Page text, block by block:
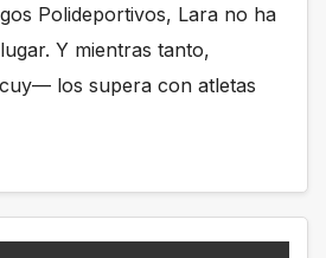
Polideportivos, Lara no ha
Y mientras tanto,
los supera con atletas